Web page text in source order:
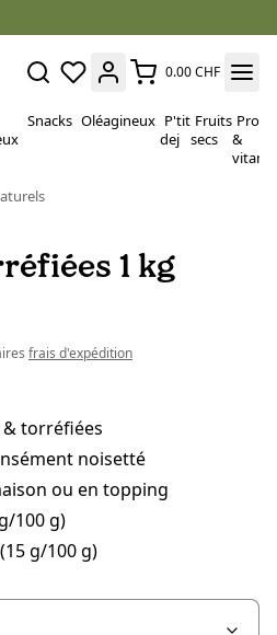
0.00 CHF
Snacks Oléagineux P'tit
dej
Fruits
secs
&
1 kg
frais d'expédition
torréfiées
noisetté
ou en topping
100 g)
g/100 g)